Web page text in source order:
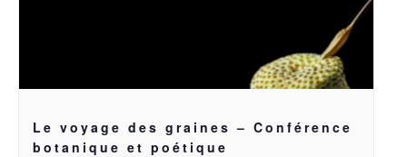
Le voyage des graines – Conférence
botanique et poétique